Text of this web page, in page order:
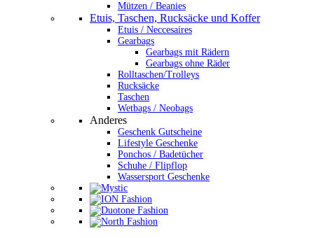
Mützen / Beanies
Etuis, Taschen, Rucksäcke und Koffer
Etuis / Neccesaires
Gearbags
Gearbags mit Rädern
Gearbags ohne Räder
Rolltaschen/Trolleys
Rucksäcke
Taschen
Wetbags / Neobags
Anderes
Geschenk Gutscheine
Lifestyle Geschenke
Ponchos / Badetücher
Schuhe / Flipflop
Wassersport Geschenke